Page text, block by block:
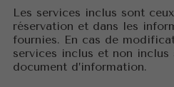
Les services inclus sont
réservation et dans les
fournies. En cas de
services inclus et non
document d’information.